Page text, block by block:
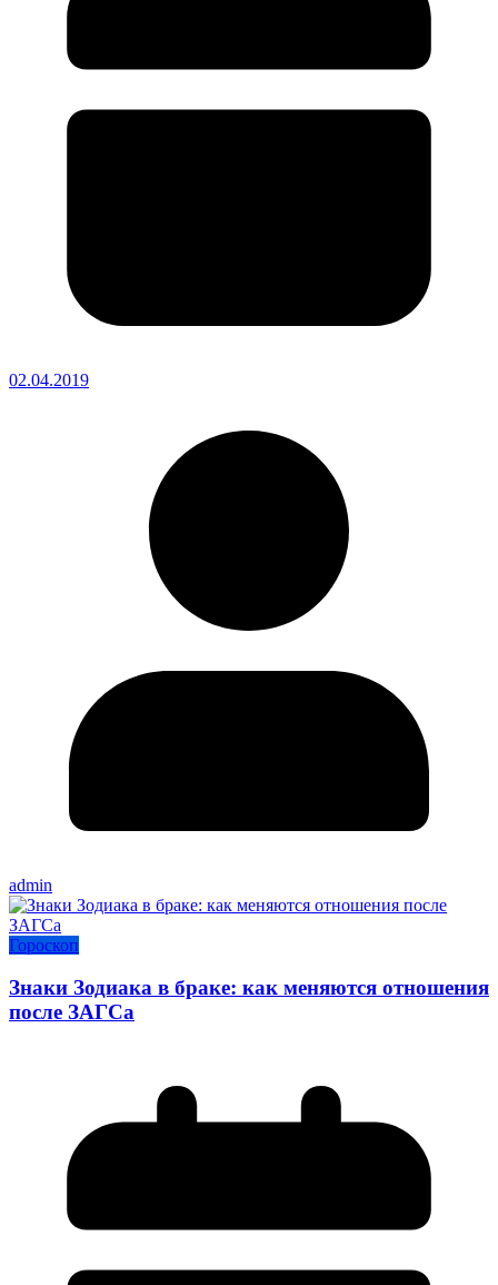
02.04.2019
admin
Гороскоп
Знаки Зодиака в браке: как меняются отношения
после ЗАГСа